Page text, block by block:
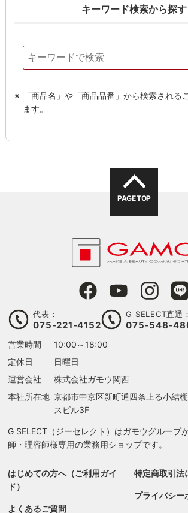
キーワード検索から探す
「商品名」や「商品品番」から検索される
ます。
PAGE TOP
代表：
075-221-4152
G SELECT直通：
075-548-
営業時間
10:00～18:00
定休日
日曜日
運営会社
株式会社ガモウ関西
本社所在地 京都市中京区新町通四条上る小結
スビル3F
G SELECT（ジーセレクト）はガモウグループ
師・理容師様専用の業務用ショップです。
はじめての方へ（ご利用ガイ
ド）
よくあるご質問
特定商取引法
プライバシー